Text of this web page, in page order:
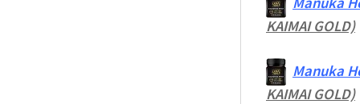
KAIMAI GOLD)
Manuka
KAIMAI GOLD)